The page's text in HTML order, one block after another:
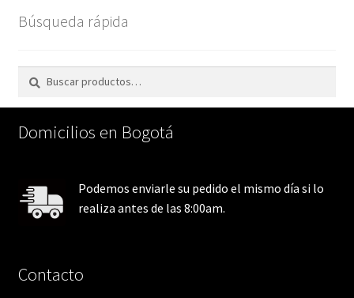
Búsqueda rápida
Buscar
Buscar
Domicilios en Bogotá
Podemos enviarle su pedido el mismo día si lo
realiza antes de las 8:00am.
Contacto